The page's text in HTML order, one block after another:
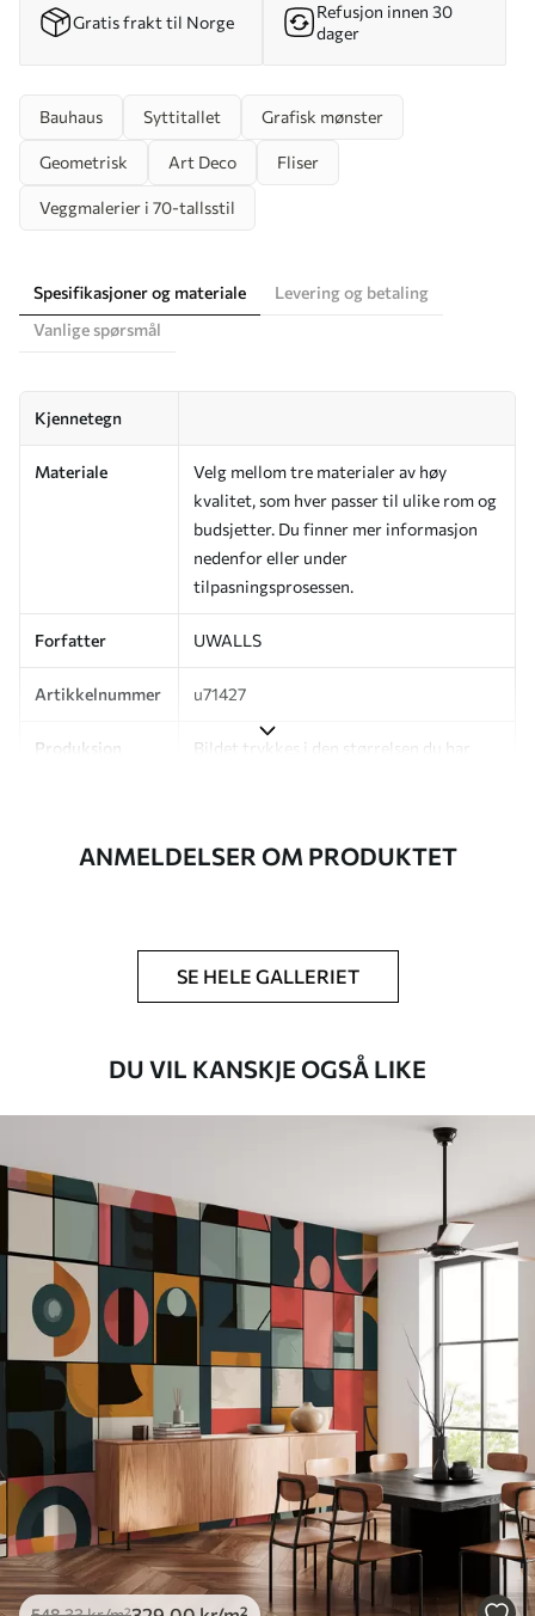
Gratis frakt til Norge
Refusjon innen 30
dager
Bauhaus Syttitallet Grafisk mønster
Geometrisk Art Deco Fliser
Veggmalerier i 70-tallsstil
Spesifikasjoner og materiale
Levering og betaling
Vanlige spørsmål
Kjennetegn
Materiale
Velg mellom tre materialer av høy
kvalitet, som hver passer til ulike rom og
budsjetter. Du finner mer informasjon
nedenfor eller under
tilpasningsprosessen.
Forfatter UWALLS
Artikkelnummer u71427
Produksjon
Bildet trykkes i den størrelsen du har
I tillegg
Du kan legge til et lakkbelegg og/eller
myk svamp. Tapeter med lakkfinish kan
rengjøres med vann.
Standard
/m²
Premium
665 .00 399 .00 /m²
Premium vinyl
.00390.00kr/m²
Peel and Stick
925.00555.00kr/m²
ANMELDELSER OM PRODUKTET
SE HELE GALLERIET
DU VIL KANSKJE OGSÅ LIKE